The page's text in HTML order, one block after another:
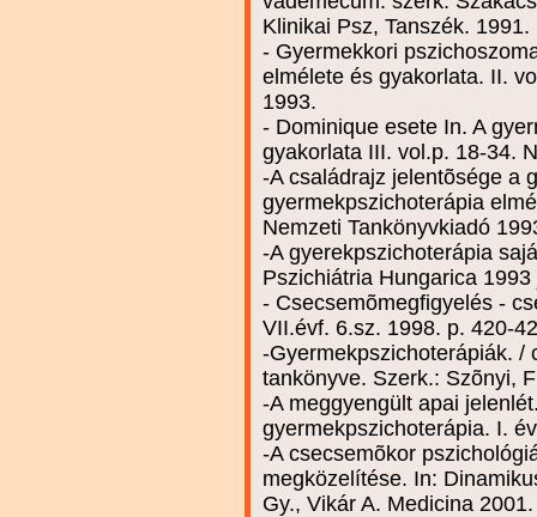
Klinikai Psz, Tanszék. 1991.
- Gyermekkori
elmélete és gyakorlata. II.
1993.
- Dominique esete In. A
gyakorlata III. vol.p. 18-34.
-A családrajz jelentõsége a
gyermekpszichoterápia
Nemzeti Tankönyvkiadó
-A gyerekpszichoterápia
Pszichiátria Hungarica
- Csecsemõmegfigyelés -
VII.évf. 6.sz. 1998. p. 420-
-Gyermekpszichoterápiák. /
tankönyve. Szerk.: Szõnyi,
-A meggyengült apai
gyermekpszichoterápia. I.
-A csecsemõkor
megközelítése. In:
Gy., Vikár A. Medicina